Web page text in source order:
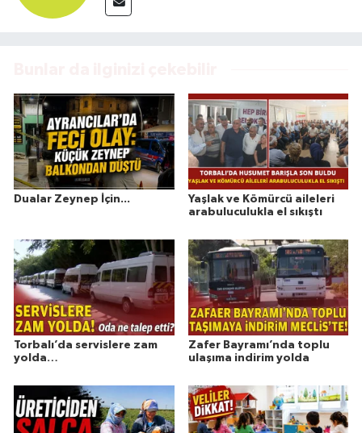
Dualar Zeynep İçin...
Yaşlak ve Kömürcü aileleri
arabuluculukla el sıkıştı
Torbalı’da servislere zam
yolda…
Zafer Bayramı’nda toplu
ulaşıma indirim yolda